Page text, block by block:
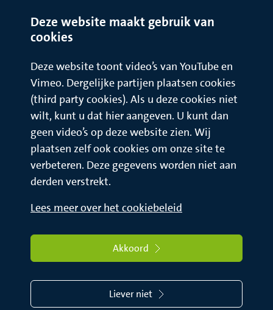
Deze website maakt gebruik van
cookies
Deze website toont video’s van YouTube en
Vimeo. Dergelijke partijen plaatsen cookies
(third party cookies). Als u deze cookies niet
wilt, kunt u dat hier aangeven. U kunt dan
geen video’s op deze website zien. Wij
plaatsen zelf ook cookies om onze site te
verbeteren. Deze gegevens worden niet aan
derden verstrekt.
Lees meer over het cookiebeleid
Akkoord
Liever niet